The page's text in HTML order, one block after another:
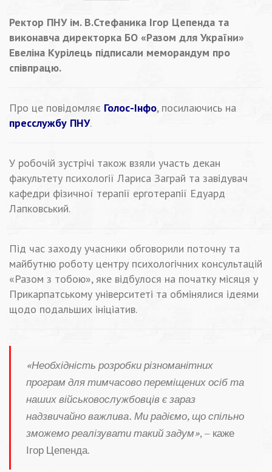
Ректор ПНУ ім. В.Стефаника Ігор Цепенда та
виконавча директорка БО «Разом для України»
Евеліна Курілець підписали меморандум про
співпрацю.
Про це повідомляє Голос-Інфо, посилаючись на
пресслужбу ПНУ.
У робочій зустрічі також взяли участь декан
факультету психології Лариса Заграй та завідувач
кафедри фізичної терапії ерготерапії Едуард
Лапковський.
Під час заходу учасники обговорили поточну та
майбутню роботу центру психологічних консультацій
«Разом з тобою», яке відбулося на початку місяця у
Прикарпатському університеті та обмінялися ідеями
щодо подальших ініціатив.
«Необхідність розробки різноманітних
програм для тимчасово переміщених осіб та
наших військовослужбовців є зараз
надзвичайно важлива. Ми радіємо, що спільно
зможемо реалізувати такий задум», – каже
Ігор Цепенда.